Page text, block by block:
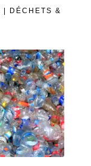
| DÉCHETS &